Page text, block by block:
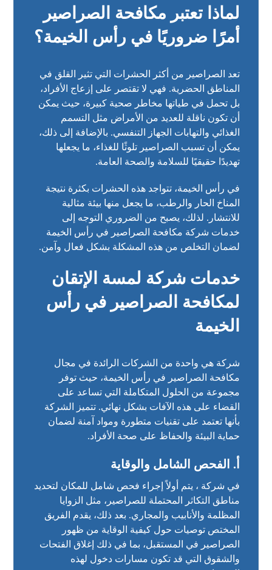
لماذا تعتبر مكافحة الصراصير
أمرًا ضروريًا في رأس الخيمة؟
تعد الصراصير من أكثر الحشرات التي تثير القلق في
المناطق الحضرية. فهي لا تقتصر على إزعاج الأفراد،
بل تحمل في طياتها مخاطر صحية كبيرة، حيث يمكن
أن تكون ناقلة للعديد من الأمراض مثل التسمم
الغذائي والتهابات الجهاز التنفسي. بالإضافة إلى ذلك،
يمكن أن تسبب الصراصير تلوثًا للغذاء، ما يجعلها
تهديدًا حقيقيًا للسلامة والصحة العامة.
في رأس الخيمة، تتواجد هذه الحشرات بكثرة نتيجة
المناخ الحار والرطب، ما يجعل منها بيئة مثالية
للانتشار. لذلك، يصبح من الضروري التوجه إلى
خدمات شركة مكافحة الصراصير في رأس الخيمة
لضمان التخلص من هذه المشكلة بشكل فعال وآمن.
خدمات شركة لمسة الإتقان
لمكافحة الصراصير في رأس
الخيمة
شركة هي واحدة من الشركات الرائدة في مجال
مكافحة الصراصير في رأس الخيمة، حيث توفر
مجموعة من الحلول المتكاملة التي تساعد على
القضاء على هذه الآفات بشكل نهائي. تتميز الشركة
بأنها تعتمد على تقنيات متطورة ومواد آمنة لضمان
حماية البيئة والحفاظ على صحة الأفراد.
أ. الفحص الشامل والوقاية
في شركة ، يتم أولاً إجراء فحص شامل للمكان لتحديد
مناطق التكاثر المحتملة للصراصير، مثل الزوايا
المظلمة والأنابيب والمجاري. بعد ذلك، يقدم الفريق
المختص توصيات حول كيفية الوقاية من ظهور
الصراصير في المستقبل، بما في ذلك إغلاق الفتحات
والشقوق التي قد تكون مسارات دخول لهذه